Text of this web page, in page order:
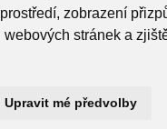
zobrazení
stránek a
Upravit mé předvolby